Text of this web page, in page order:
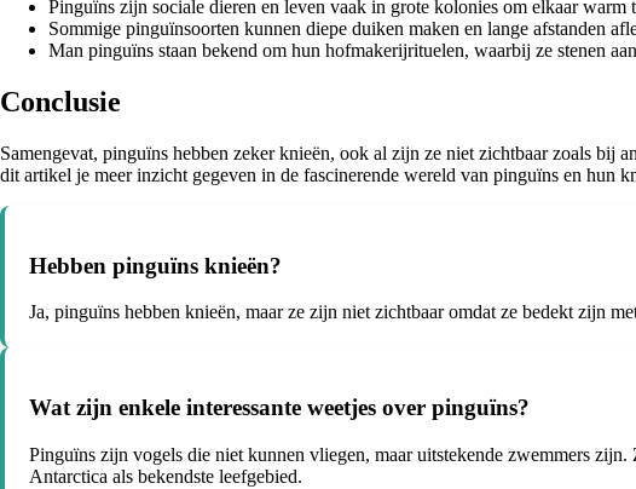
Pinguïns zijn sociale dieren en leven vaak in grote kolonies om elkaar warm
Sommige pinguïnsoorten kunnen diepe duiken maken en lange afstanden
Man pinguïns staan bekend om hun hofmakerijrituelen, waarbij ze stenen
Conclusie
Samengevat, pinguïns hebben zeker knieën, ook al zijn ze niet zichtbaar zoals bij
dit artikel je meer inzicht gegeven in de fascinerende wereld van pinguïns en hun
Hebben pinguïns knieën?
Ja, pinguïns hebben knieën, maar ze zijn niet zichtbaar omdat ze bedekt zijn
Wat zijn enkele interessante weetjes over pinguïns?
Pinguïns zijn vogels die niet kunnen vliegen, maar uitstekende zwemmers
Antarctica als bekendste leefgebied.